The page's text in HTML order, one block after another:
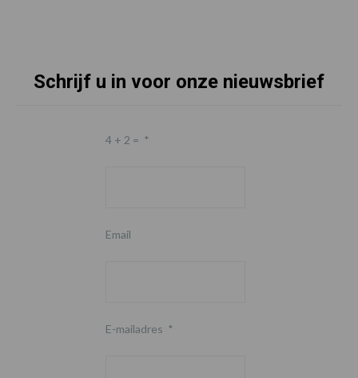
FooterSchrijf u in voor onze nieuwsbrief
4 + 2 = *
Email
E-mailadres *